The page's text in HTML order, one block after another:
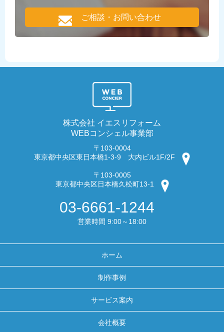
ご相談・お問い合わせ
株式会社 イエスリフォーム
WEBコンシェル事業部
〒103-0004
東京都中央区東日本橋1-3-9 大内ビル1F/2F
〒103-0005
東京都中央区日本橋久松町13-1
03-6661-1244
営業時間 9:00～18:00
ホーム
制作事例
サービス案内
会社概要